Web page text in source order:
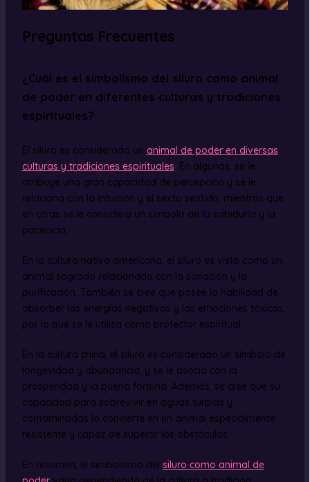
Preguntas Frecuentes
¿Cuál es el simbolismo del siluro como animal
de poder en diferentes culturas y tradiciones
espirituales?
El siluro es considerado un animal de poder en diversas
culturas y tradiciones espirituales. En algunas, se le
atribuye una gran capacidad de percepción y se le
relaciona con la intuición y el sexto sentido, mientras que
en otras se le considera un símbolo de la sabiduría y la
paciencia.
En la cultura nativa americana, el siluro es visto como un
animal sagrado relacionado con la sanación y la
purificación. También se cree que posee la habilidad de
absorber las energías negativas y las emociones tóxicas,
por lo que se le utiliza como protector espiritual.
En la cultura china, el siluro es considerado un símbolo de
longevidad y abundancia, y se le asocia con la
prosperidad y la buena fortuna. Además, se cree que su
capacidad para sobrevivir en aguas turbias y
contaminadas lo convierte en un animal especialmente
resistente y capaz de superar los obstáculos.
En resumen, el simbolismo del siluro como animal de